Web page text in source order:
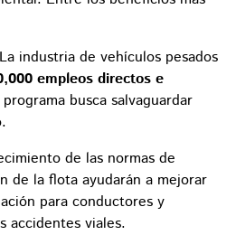
La industria de vehículos pesados
empleos directos e
busca salvaguardar
de las normas de
de la flota ayudarán a mejorar
para conductores y
accidentes viales.